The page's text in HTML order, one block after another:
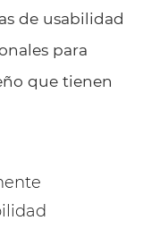
de usabilidad
para
que tienen